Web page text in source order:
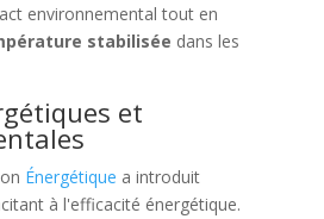
environnemental tout en
stabilisée dans les
et
Énergétique a introduit
à l'efficacité énergétique.